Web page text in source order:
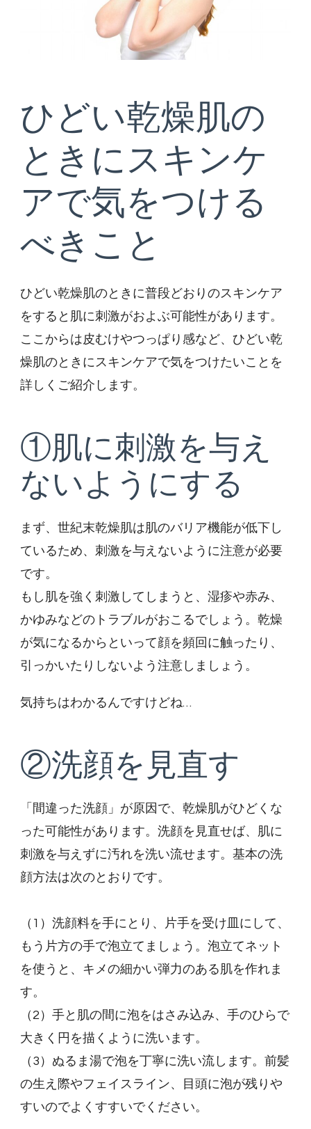
ひどい乾燥肌の
ときにスキンケ
アで気をつける
べきこと
ひどい乾燥肌のときに普段どおりのスキンケア
をすると肌に刺激がおよぶ可能性があります。
ここからは皮むけやつっぱり感など、ひどい乾
燥肌のときにスキンケアで気をつけたいことを
詳しくご紹介します。
①肌に刺激を与え
ないようにする
まず、世紀末乾燥肌は肌のバリア機能が低下し
ているため、刺激を与えないように注意が必要
です。
もし肌を強く刺激してしまうと、湿疹や赤み、
かゆみなどのトラブルがおこるでしょう。乾燥
が気になるからといって顔を頻回に触ったり、
引っかいたりしないよう注意しましょう。
気持ちはわかるんですけどね…
②洗顔を見直す
「間違った洗顔」が原因で、乾燥肌がひどくな
った可能性があります。洗顔を見直せば、肌に
刺激を与えずに汚れを洗い流せます。基本の洗
顔方法は次のとおりです。
（1）洗顔料を手にとり、片手を受け皿にして、
もう片方の手で泡立てましょう。泡立てネット
を使うと、キメの細かい弾力のある肌を作れま
す。
（2）手と肌の間に泡をはさみ込み、手のひらで
大きく円を描くように洗います。
（3）ぬるま湯で泡を丁寧に洗い流します。前髪
の生え際やフェイスライン、目頭に泡が残りや
すいのでよくすすいでください。